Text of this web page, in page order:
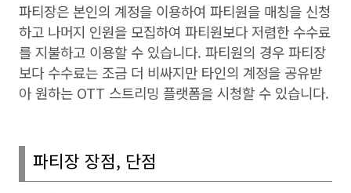
파티장은 본인의 계정을 이용하여 파티원을 매칭을 신청
하고 나머지 인원을 모집하여 파티원보다 저렴한 수수료
를 지불하고 이용할 수 있습니다. 파티원의 경우 파티장
보다 수수료는 조금 더 비싸지만 타인의 계정을 공유받
아 원하는 OTT 스트리밍 플랫폼을 시청할 수 있습니다.
파티장 장점, 단점